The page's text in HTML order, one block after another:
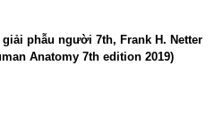
giải phẫu người 7th, Frank H. Netter
Anatomy 7th edition 2019)